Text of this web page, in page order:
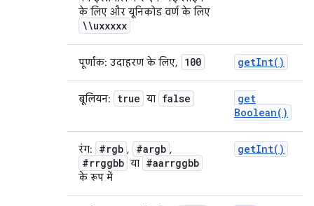
के लिए और यूनिकोड वर्ण के लिए
\\uxxxxx
पूर्णांक: उदाहरण के लिए, 100 getInt( )
बूलियन: true या false
get
Boolean( )
रंग: #rgb , #argb ,
#rrggbb या #aarrggbb
के रूप में
getInt( )